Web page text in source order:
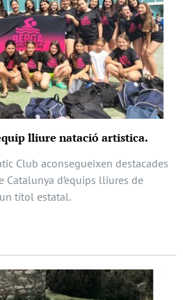
lliure natació artistica.
Club aconsegueixen destacades
Catalunya d’equips lliures de
títol estatal.